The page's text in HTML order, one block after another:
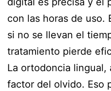
con las horas de uso.
si no se llevan el
tratamiento pierde
La ortodoncia lingual,
factor del olvido. Eso